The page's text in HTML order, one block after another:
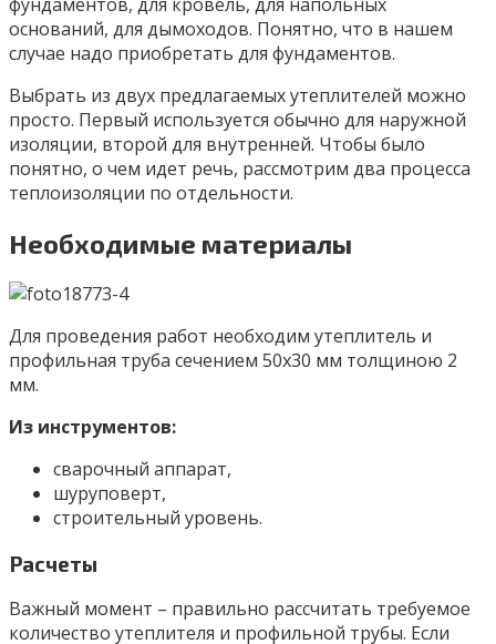
оснований, для дымоходов. Понятно, что в нашем
случае надо приобретать для фундаментов.
Выбрать из двух предлагаемых утеплителей можно
просто. Первый используется обычно для наружной
изоляции, второй для внутренней. Чтобы было
понятно, о чем идет речь, рассмотрим два процесса
теплоизоляции по отдельности.
Необходимые материалы
Для проведения работ необходим утеплитель и
профильная труба сечением 50х30 мм толщиною 2
мм.
Из инструментов:
сварочный аппарат,
шуруповерт,
строительный уровень.
Расчеты
Важный момент – правильно рассчитать требуемое
количество утеплителя и профильной трубы. Если